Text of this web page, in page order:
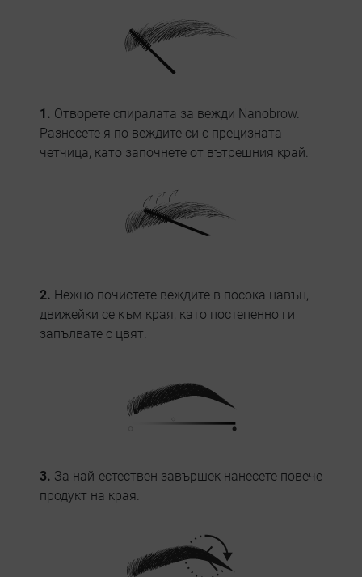
1. Отворете спиралата за вежди Nanobrow.
Разнесете я по веждите си с прецизната
четчица, като започнете от вътрешния край.
2. Нежно почистете веждите в посока навън,
движейки се към края, като постепенно ги
запълвате с цвят.
3. За най-естествен завършек нанесете повече
продукт на края.